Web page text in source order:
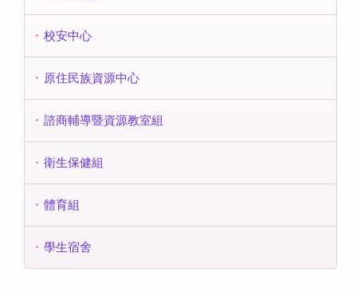
校安中心
原住民族資源中心
諮商輔導暨資源教室組
衛生保健組
體育組
學生宿舍